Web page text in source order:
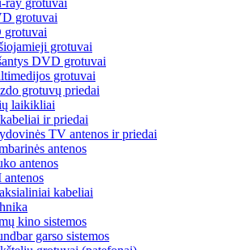
ray grotuvai
grotuvai
grotuvai
grotuvai
DVD grotuvai
grotuvai
grotuvų priedai
laikikliai
ir priedai
TV antenos ir priedai
antenos
antenos
antenos
kabeliai
kino sistemos
garso sistemos